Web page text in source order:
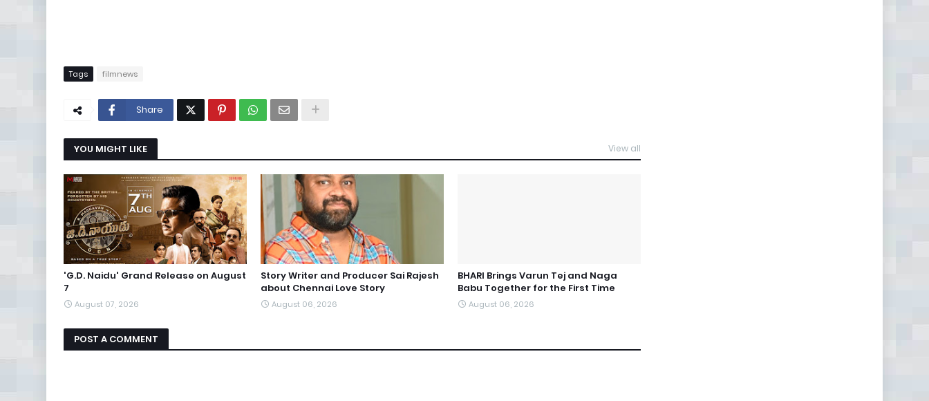
Tags filmnews
Share
YOU MIGHT LIKE View all
'G.D. Naidu' Grand Release on August
7
August 07, 2026
Story Writer and Producer Sai Rajesh
about Chennai Love Story
August 06, 2026
BHARI Brings Varun Tej and Naga
Babu Together for the First Time
August 06, 2026
POST A COMMENT